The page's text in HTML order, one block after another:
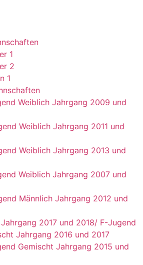
1
2
1
Weiblich Jahrgang 2009 und
Weiblich Jahrgang 2011 und
Weiblich Jahrgang 2013 und
Weiblich Jahrgang 2007 und
Männlich Jahrgang 2012 und
2017 und 2018/ F-Jugend
Jahrgang 2016 und 2017
Gemischt Jahrgang 2015 und